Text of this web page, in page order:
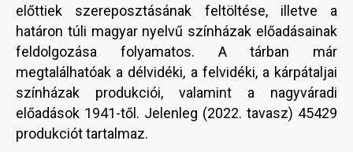
előttiek szereposztásának feltöltése, illetve a
határon túli magyar nyelvű színházak előadásainak
feldolgozása folyamatos. A tárban már
megtalálhatóak a délvidéki, a felvidéki, a kárpátaljai
színházak produkciói, valamint a nagyváradi
előadások 1941-től. Jelenleg (2022. tavasz) 45429
produkciót tartalmaz.